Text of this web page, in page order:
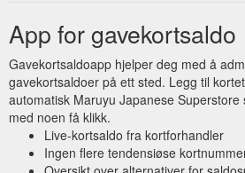
App for gavekortsaldo
Gavekortsaldoapp hjelper deg med å
gavekortsaldoer på ett sted. Legg til
automatisk Maruyu Japanese
med noen få klikk.
Live-kortsaldo fra kortforhandler
Ingen flere tendensiøse